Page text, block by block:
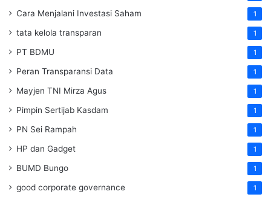
Cara Menjalani Investasi Saham 1
tata kelola transparan 1
PT BDMU 1
Peran Transparansi Data 1
Mayjen TNI Mirza Agus 1
Pimpin Sertijab Kasdam 1
PN Sei Rampah 1
HP dan Gadget 1
BUMD Bungo 1
good corporate governance 1